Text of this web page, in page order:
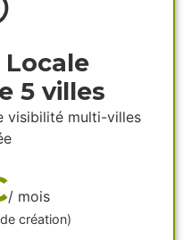
5 villes
visibilité multi-villes
/ mois
création)